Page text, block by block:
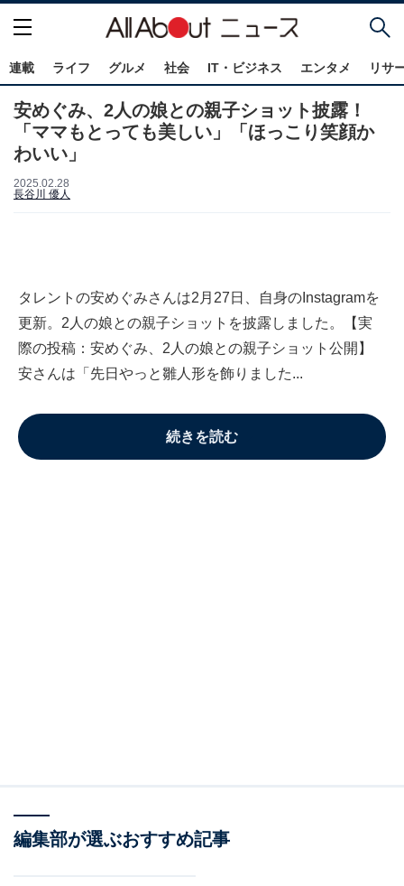
連載 ライフ グルメ 社会 IT・ビジネス エンタメ リサ
安めぐみ、2人の娘との親子ショット披露！
「ママもとっても美しい」「ほっこり笑顔か
わいい」
2025.02.28
長谷川 優人
タレントの安めぐみさんは2月27日、自身のInstagramを
更新。2人の娘との親子ショットを披露しました。【実
際の投稿：安めぐみ、2人の娘との親子ショット公開】
安さんは「先日やっと雛人形を飾りました...
続きを読む
編集部が選ぶおすすめ記事